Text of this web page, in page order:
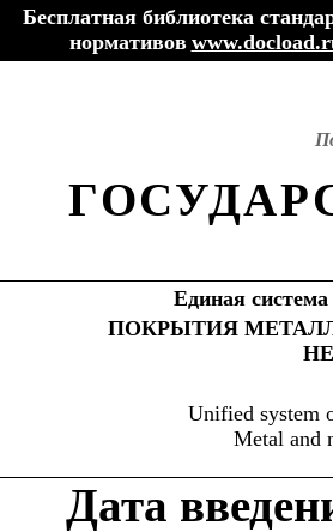
Бесплатная библиотека
нормативов
Единая
ПОКРЫТИЯ
Unified system
Metal and
Дата